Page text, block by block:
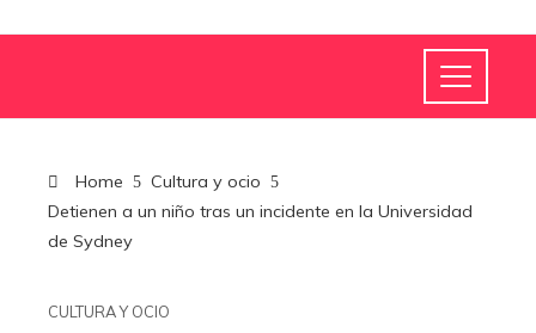
Home
Cultura y ocio
Detienen a un niño tras un incidente en la Universidad
de Sydney
CULTURA Y OCIO